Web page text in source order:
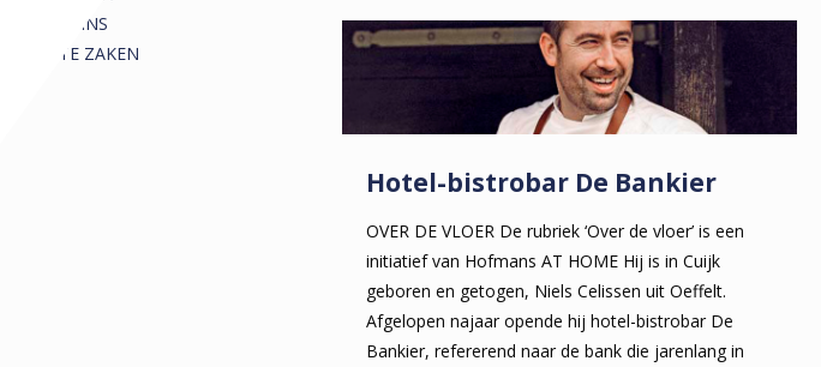
Hotel-bistrobar De Bankier
OVER DE VLOER De rubriek ‘Over de vloer’ is een
initiatief van Hofmans AT HOME Hij is in Cuijk
geboren en getogen, Niels Celissen uit Oeffelt.
Afgelopen najaar opende hij hotel-bistrobar De
Bankier, refererend naar de bank die jarenlang in
COLUMNS
KORTE ZAKEN